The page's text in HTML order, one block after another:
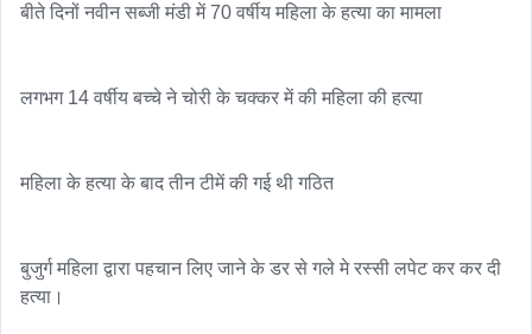
बीते दिनों नवीन सब्जी मंडी में 70 वर्षीय महिला के हत्या का मामला
लगभग 14 वर्षीय बच्चे ने चोरी के चक्कर में की महिला की हत्या
महिला के हत्या के बाद तीन टीमें की गई थी गठित
बुजुर्ग महिला द्वारा पहचान लिए जाने के डर से गले मे रस्सी लपेट कर कर दी
हत्या।